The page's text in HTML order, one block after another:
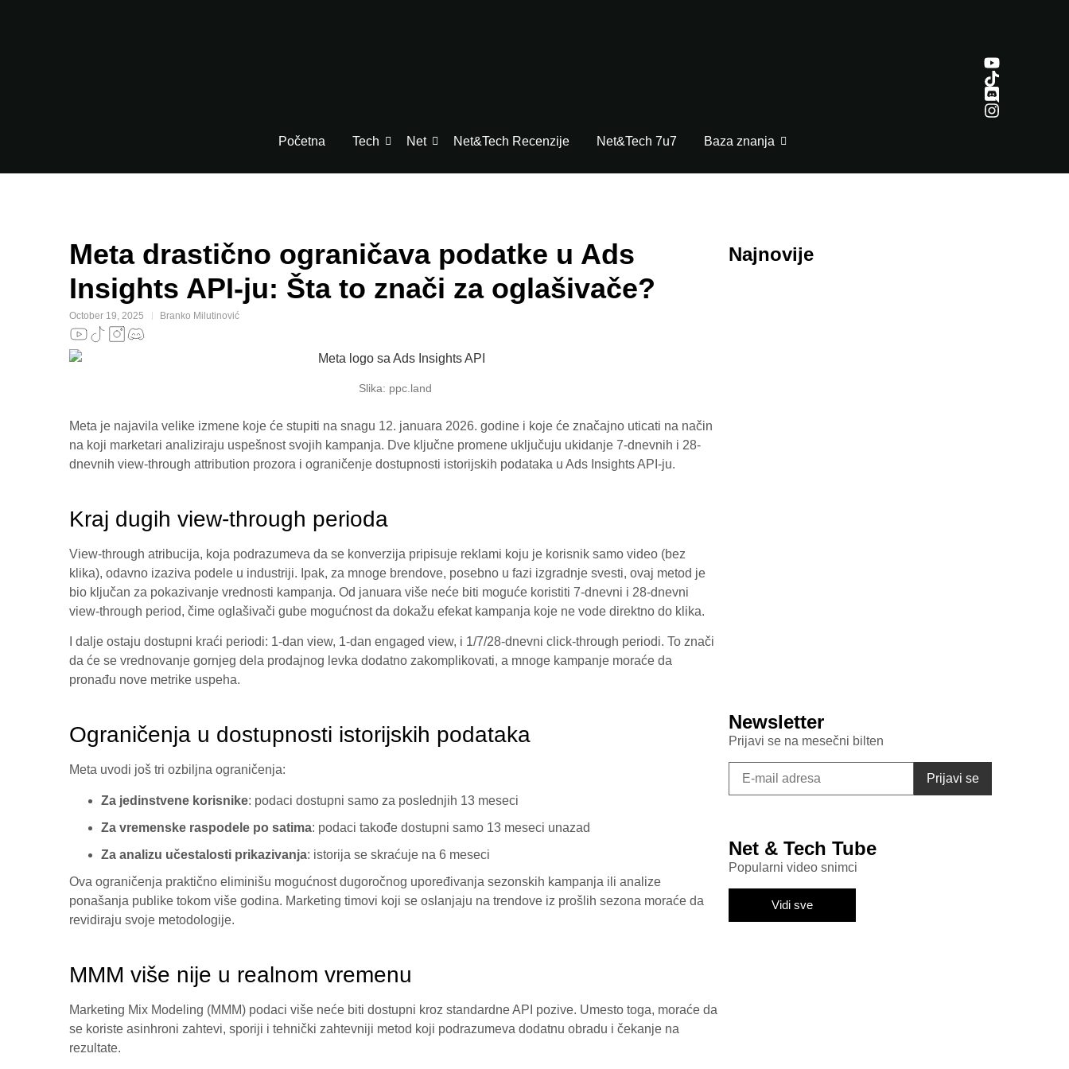
Početna Tech Net Net&Tech Recenzije Net&Tech 7u7 Baza znanja
Meta drastično ograničava podatke u Ads
Insights API‑ju: Šta to znači za oglašivače?
October 19, 2025 Branko Milutinović
Slika: ppc.land
Meta je najavila velike izmene koje će stupiti na snagu 12. januara 2026. godine i koje će značajno uticati na način
na koji marketari analiziraju uspešnost svojih kampanja. Dve ključne promene uključuju ukidanje 7-dnevnih i 28-
dnevnih view-through attribution prozora i ograničenje dostupnosti istorijskih podataka u Ads Insights API‑ju.
Kraj dugih view-through perioda
View-through atribucija, koja podrazumeva da se konverzija pripisuje reklami koju je korisnik samo video (bez
klika), odavno izaziva podele u industriji. Ipak, za mnoge brendove, posebno u fazi izgradnje svesti, ovaj metod je
bio ključan za pokazivanje vrednosti kampanja. Od januara više neće biti moguće koristiti 7-dnevni i 28-dnevni
view-through period, čime oglašivači gube mogućnost da dokažu efekat kampanja koje ne vode direktno do klika.
I dalje ostaju dostupni kraći periodi: 1-dan view, 1-dan engaged view, i 1/7/28-dnevni click-through periodi. To znači
da će se vrednovanje gornjeg dela prodajnog levka dodatno zakomplikovati, a mnoge kampanje moraće da
pronađu nove metrike uspeha.
Ograničenja u dostupnosti istorijskih podataka
Meta uvodi još tri ozbiljna ograničenja:
Za jedinstvene korisnike: podaci dostupni samo za poslednjih 13 meseci
Za vremenske raspodele po satima: podaci takođe dostupni samo 13 meseci unazad
Za analizu učestalosti prikazivanja: istorija se skraćuje na 6 meseci
Ova ograničenja praktično eliminišu mogućnost dugoročnog upoređivanja sezonskih kampanja ili analize
ponašanja publike tokom više godina. Marketing timovi koji se oslanjaju na trendove iz prošlih sezona moraće da
revidiraju svoje metodologije.
MMM više nije u realnom vremenu
Marketing Mix Modeling (MMM) podaci više neće biti dostupni kroz standardne API pozive. Umesto toga, moraće da
se koriste asinhroni zahtevi, sporiji i tehnički zahtevniji metod koji podrazumeva dodatnu obradu i čekanje na
rezultate.
Najnovije
Newsletter
Prijavi se na mesečni bilten
Net & Tech Tube
Popularni video snimci
Vidi sve